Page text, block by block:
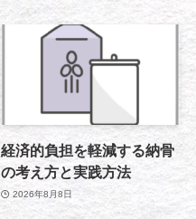
経済的負担を軽減する納骨
の考え方と実践方法
2026年8月8日